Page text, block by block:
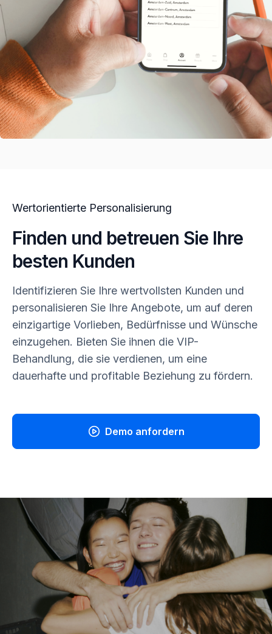
Wertorientierte Personalisierung
Finden und betreuen Sie Ihre
besten Kunden
Identifizieren Sie Ihre wertvollsten Kunden und
personalisieren Sie Ihre Angebote, um auf deren
einzigartige Vorlieben, Bedürfnisse und Wünsche
einzugehen. Bieten Sie ihnen die VIP-
Behandlung, die sie verdienen, um eine
dauerhafte und profitable Beziehung zu fördern.
Demo anfordern